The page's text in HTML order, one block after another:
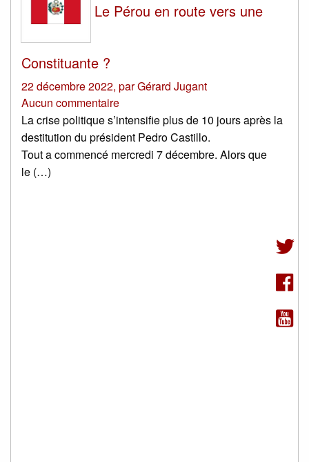
Le Pérou en route vers une
Constituante ?
22 décembre 2022, parGérard Jugant
Aucun commentaire
La crise politique s’intensifie plus de 10 jours après la
destitution du président Pedro Castillo.
Tout a commencé mercredi 7 décembre. Alors que
le (…)